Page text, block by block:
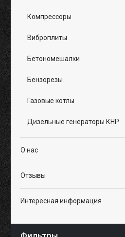
Компрессоры
Виброплиты
Бетономешалки
Бензорезы
Газовые котлы
Дизельные генераторы КНР
О нас
Отзывы
Интересная информация